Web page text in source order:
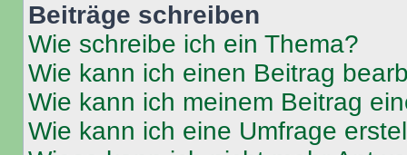
Beiträge schreiben
Wie schreibe ich ein Thema?
Wie kann ich einen Beitrag
Wie kann ich meinem Beitrag
Wie kann ich eine Umfrage